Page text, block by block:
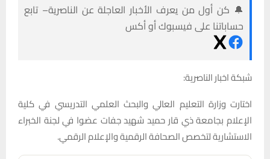
🔔 كن أول من يعرف الأخبار العاجلة عن الناصرية– تابع
حساباتنا على فيسبوك أو أكس
شبكة اخبار الناصرية:
اختارت وزارة التعليم العالي والبحث العلمي التدريسي في كلية
الإعلام بجامعة ذي قار حميد شهيد جفات عضوا في لجنة الخبراء
الاستشارية لتخصص الصحافة الرقمية والإعلام الرقمي.